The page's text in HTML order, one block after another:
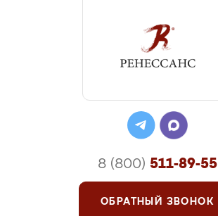
8 (800) 511-89-55
ОБРАТНЫЙ ЗВОНОК